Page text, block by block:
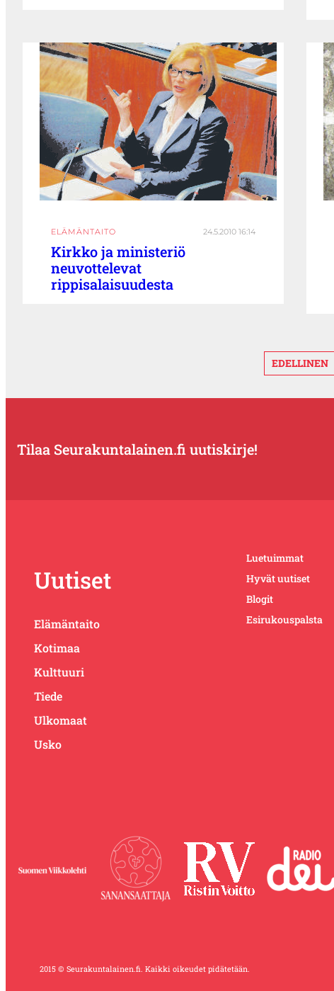
ELÄMÄNTAITO 24.5.2010 16:14
Kirkko ja ministeriö
neuvottelevat
rippisalaisuudesta
EDELLINEN
Tilaa Seurakuntalainen.fi uutiskirje!
Uutiset
Elämäntaito
Kotimaa
Kulttuuri
Tiede
Ulkomaat
Usko
Luetuimmat
Hyvät uutiset
Blogit
Esirukouspalsta
2015 © Seurakuntalainen.fi. Kaikki oikeudet pidätetään.